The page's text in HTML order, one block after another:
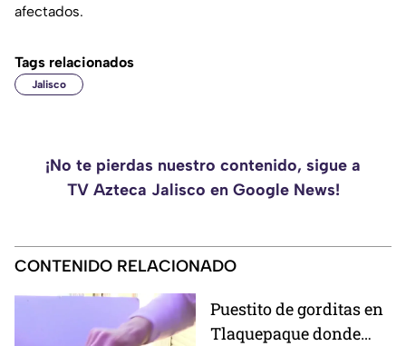
afectados.
Tags relacionados
Jalisco
¡No te pierdas nuestro contenido, sigue a
TV Azteca Jalisco en Google News!
CONTENIDO RELACIONADO
Puestito de gorditas en
Tlaquepaque donde